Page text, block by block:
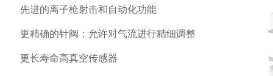
先进的离子枪射击和自动化功能
更精确的针阀：允许对气流进行精细调整
更长寿命高真空传感器